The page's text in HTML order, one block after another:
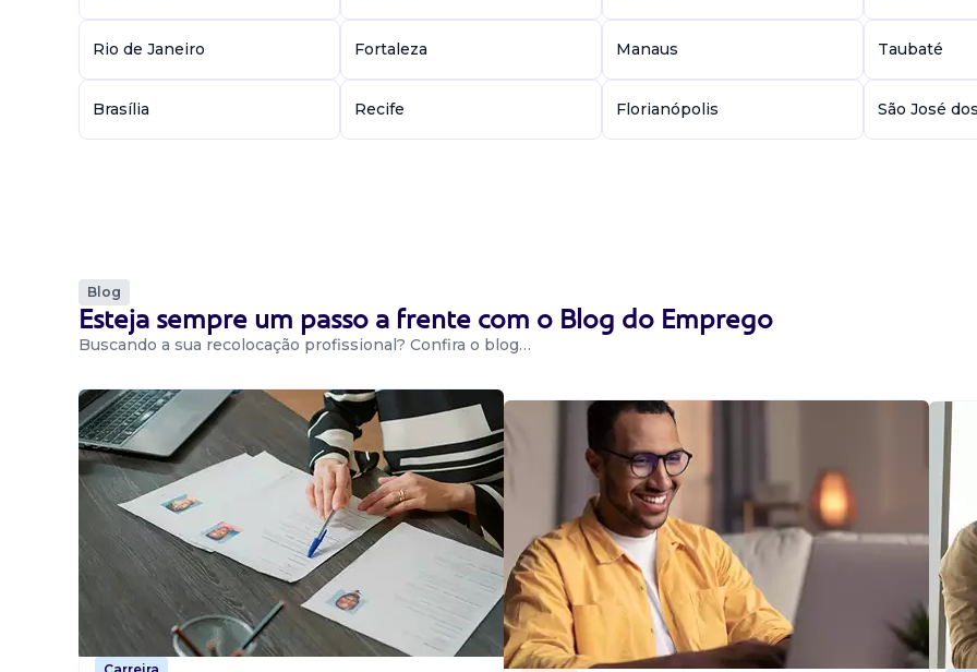
Rio de Janeiro Fortaleza Manaus Taubaté
Brasília Recife Florianópolis São José
Blog
Esteja sempre um passo a frente com o Blog do Emprego
Buscando a sua recolocação profissional? Confira o blog…